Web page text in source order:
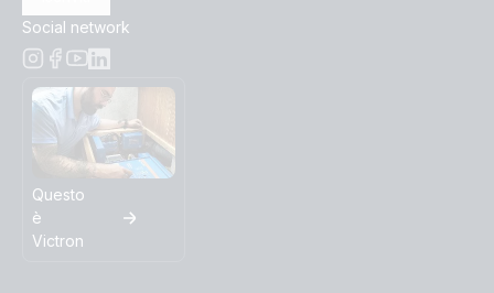
Social network
Questo
è
Victron